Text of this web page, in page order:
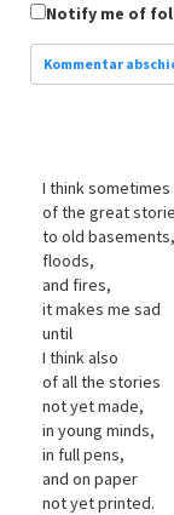
Notify me of
I think sometimes
of the great
to old basements,
floods,
and fires,
it makes me sad
until
I think also
of all the stories
not yet made,
in young minds,
in full pens,
and on paper
not yet printed.